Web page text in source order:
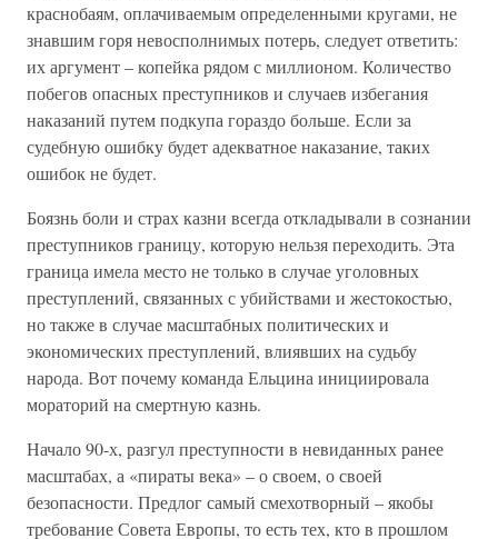
краснобаям, оплачиваемым определенными кругами, не
знавшим горя невосполнимых потерь, следует ответить:
их аргумент – копейка рядом с миллионом. Количество
побегов опасных преступников и случаев избегания
наказаний путем подкупа гораздо больше. Если за
судебную ошибку будет адекватное наказание, таких
ошибок не будет.
Боязнь боли и страх казни всегда откладывали в сознании
преступников границу, которую нельзя переходить. Эта
граница имела место не только в случае уголовных
преступлений, связанных с убийствами и жестокостью,
но также в случае масштабных политических и
экономических преступлений, влиявших на судьбу
народа. Вот почему команда Ельцина инициировала
мораторий на смертную казнь.
Начало 90-х, разгул преступности в невиданных ранее
масштабах, а «пираты века» – о своем, о своей
безопасности. Предлог самый смехотворный – якобы
требование Совета Европы, то есть тех, кто в прошлом